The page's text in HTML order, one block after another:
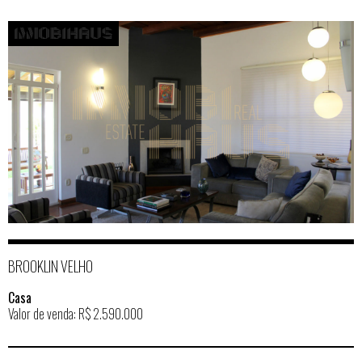
BROOKLIN VELHO
Casa
Valor de venda: R$ 2.590.000